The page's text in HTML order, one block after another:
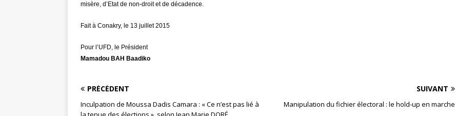
misère, d’Etat de non-droit et de décadence.
Fait à Conakry, le 13 juillet 2015
Pour l’UFD, le Président
Mamadou BAH Baadiko
PRÉCÉDENT
Inculpation de Moussa Dadis Camara : « Ce n’est pas lié à
SUIVANT
Manipulation du fichier électoral : le hold-up en marche